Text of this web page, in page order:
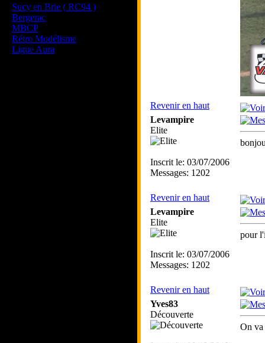
Sucy en Brie ( RC94 )
Bergerac
MBCP
Rétro Modélisme
Ligue Aura
Revenir en haut
Levampire
Elite
Inscrit le: 03/07/2006
Messages: 1202
Revenir en haut
Levampire
Elite
Inscrit le: 03/07/2006
Messages: 1202
pour
Revenir en haut
Yves83
Découverte
On